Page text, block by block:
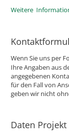
Weitere
Wenn Sie uns per
Ihre Angaben aus
angegebenen
für den Fall von
geben wir nicht
Daten Projekt